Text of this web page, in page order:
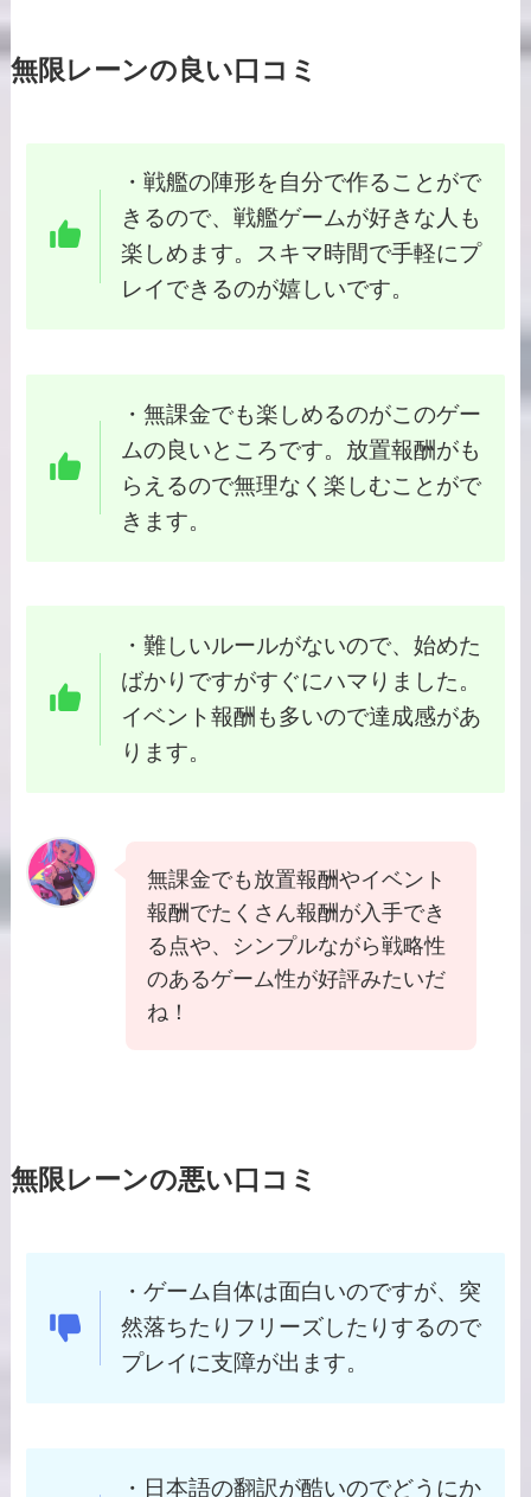
無限レーンの良い口コミ
・戦艦の陣形を自分で作ることがで
きるので、戦艦ゲームが好きな人も
楽しめます。スキマ時間で手軽にプ
レイできるのが嬉しいです。
・無課金でも楽しめるのがこのゲー
ムの良いところです。放置報酬がも
らえるので無理なく楽しむことがで
きます。
・難しいルールがないので、始めた
ばかりですがすぐにハマりました。
イベント報酬も多いので達成感があ
ります。
無課金でも放置報酬やイベント
報酬でたくさん報酬が入手でき
る点や、シンプルながら戦略性
のあるゲーム性が好評みたいだ
ね！
無限レーンの悪い口コミ
・ゲーム自体は面白いのですが、突
然落ちたりフリーズしたりするので
プレイに支障が出ます。
・日本語の翻訳が酷いのでどうにか